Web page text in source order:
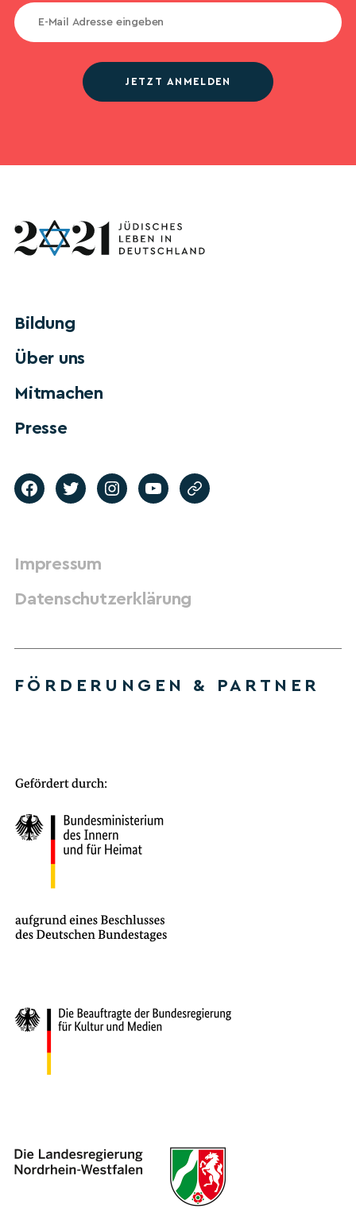
JETZT ANMELDEN
Bildung
Über uns
Mitmachen
Presse
Impressum
Datenschutzerklärung
FÖRDERUNGEN & PARTNER